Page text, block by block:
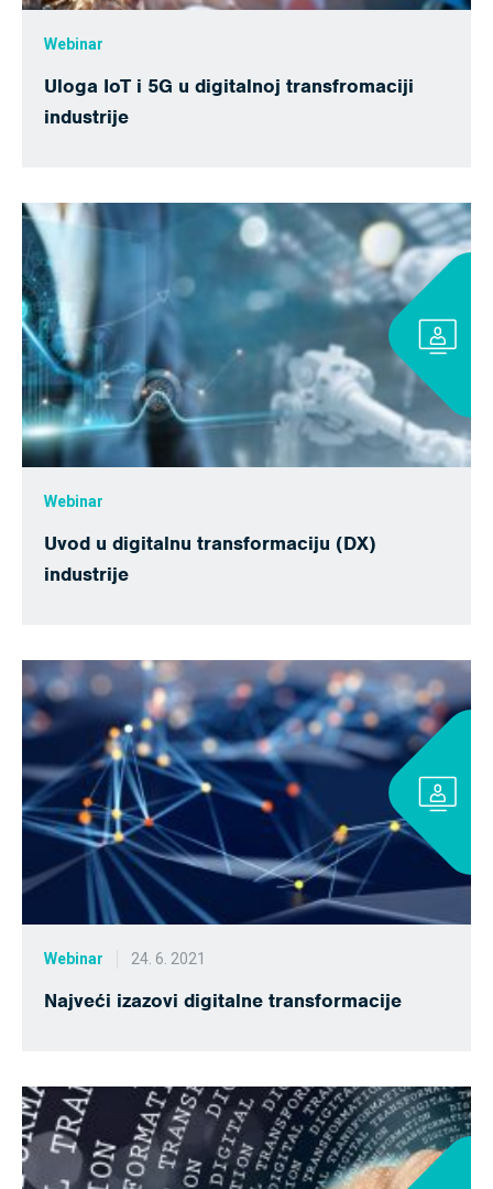
Webinar
Uloga IoT i 5G u digitalnoj transfromaciji
industrije
Webinar
Uvod u digitalnu transformaciju (DX)
industrije
Webinar 24. 6. 2021
Najveći izazovi digitalne transformacije